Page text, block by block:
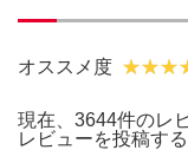
オススメ度
現在、3644件のレ
レビューを投稿す